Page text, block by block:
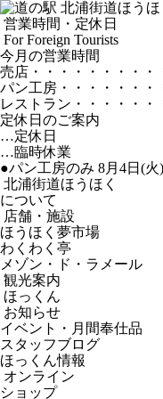
営業時間・定休日
For Foreign Tourists
今月の営業時間
売店 ・・・・・・・・・
パン工房 ・・・・・・・
レストラン ・・・・・・
定休日のご案内
…定休日
…臨時休業
●パン工房のみ 8月4日(火
北浦街道ほうほく
について
店舗・施設
ほうほく夢市場
わくわく亭
メゾン・ド・ラメール
観光案内
ほっくん
お知らせ
イベント・月間奉仕品
スタッフブログ
ほっくん情報
オンライン
ショップ